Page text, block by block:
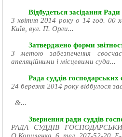
Відбудеться засідання
3 квітня 2014 року о 14 год. 00
Київ, вул. П. Орли...
Затверджено форми
З метою забезпечення
апеляційними і місцевими суда...
Рада суддів господарських
24 березня 2014 року відбулося
&...
Звернення ради суддів
РАДА СУДДІВ